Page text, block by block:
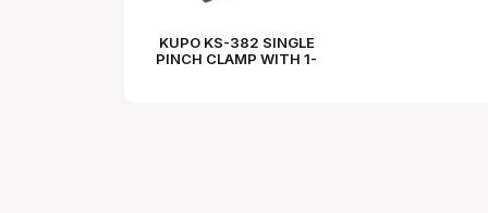
KUPO KS-382 SINGLE
PINCH CLAMP WITH 1-